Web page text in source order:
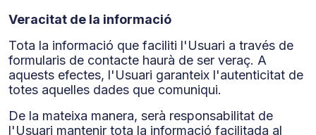
Veracitat de la informació
Tota la informació que faciliti l'Usuari a través de
formularis de contacte haurà de ser veraç. A
aquests efectes, l'Usuari garanteix l'autenticitat de
totes aquelles dades que comuniqui.
De la mateixa manera, serà responsabilitat de
l'Usuari mantenir tota la informació facilitada al